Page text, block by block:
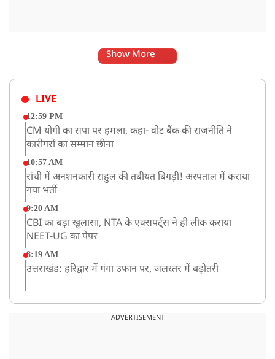
Show More
LIVE
12:59 PM
CM योगी का सपा पर हमला, कहा- वोट बैंक की राजनीति ने
कारीगरों का सम्मान छीना
10:57 AM
रांची में अनशनकारी राहुल की तबीयत बिगड़ी! अस्पताल में कराया
गया भर्ती
9:20 AM
CBI का बड़ा खुलासा, NTA के एक्सपर्ट्स ने ही लीक कराया
NEET-UG का पेपर
8:19 AM
उत्तराखंड: हरिद्वार में गंगा उफान पर, जलस्तर में बढ़ोतरी
UP: लखनऊ में चलती कार में लगी आग, युवक की जिंदा जलकर
ADVERTISEMENT